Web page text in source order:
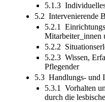
5.1.3
5.2 Intervenierende
5.2.1
Mitarbeiter_innen
5.2.2
5.2.3 Wissen,
Pflegender
5.3 Handlungs- und
5.3.1 Vorhalten
durch die